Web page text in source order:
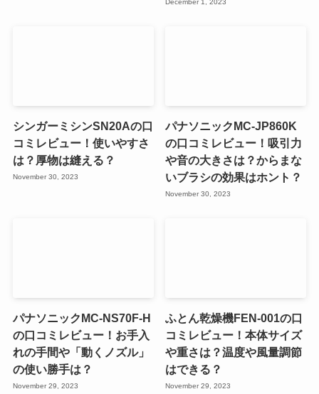
December 1, 2023
シンガーミシンSN20Aの口
コミレビュー！使いやすさ
は？厚物は縫える？
November 30, 2023
パナソニックMC-JP860K
の口コミレビュー！吸引力
や音の大きさは？からまな
いブラシの効果はホント？
November 30, 2023
パナソニックMC-NS70F-H
の口コミレビュー！お手入
れの手間や「動くノズル」
の使い勝手は？
November 29, 2023
ふとん乾燥機FEN-001の口
コミレビュー！本体サイズ
や重さは？温度や風量調節
はできる？
November 29, 2023